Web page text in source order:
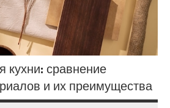
сравнение
и их преимущества